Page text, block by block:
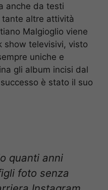
anche da testi
altre attività
Malgioglio viene
show televisivi, visto
uniche e
gli album incisi dal
è stato il suo
quanti anni
foto senza